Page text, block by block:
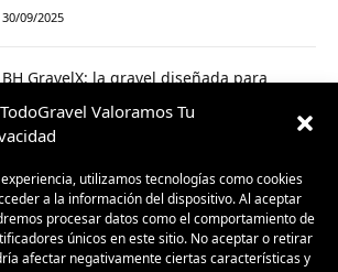
Valoramos Tu
utilizamos tecnologías como cookies
a la información del dispositivo. Al aceptar
procesar datos como el comportamiento de
únicos en este sitio. No aceptar o retirar
afectar negativamente ciertas características y
30/09/2025
BH GravelX: la gravel diseñada para
23/09/2025